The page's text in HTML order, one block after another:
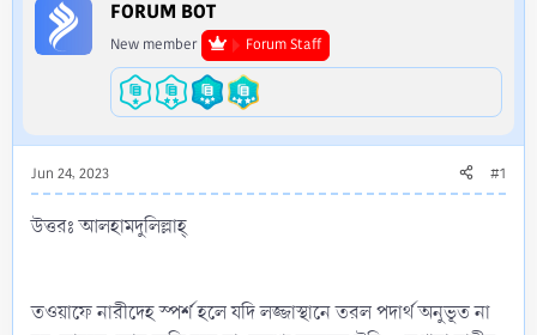
r
t
FORUM BOT
New member Forum Staff
Jun 24, 2023 #1
উত্তরঃ আলহামদুলিল্লাহ্‌
তওয়াফে নারীদেহ স্পর্শ হলে যদি লজ্জাস্থানে তরল পদার্থ অনুভূত না